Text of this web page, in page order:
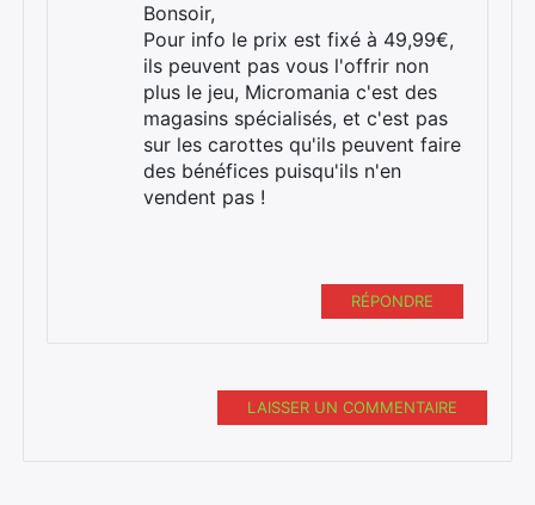
Bonsoir,
Pour info le prix est fixé à 49,99€,
ils peuvent pas vous l'offrir non
plus le jeu, Micromania c'est des
magasins spécialisés, et c'est pas
sur les carottes qu'ils peuvent faire
des bénéfices puisqu'ils n'en
vendent pas !
RÉPONDRE
LAISSER UN COMMENTAIRE